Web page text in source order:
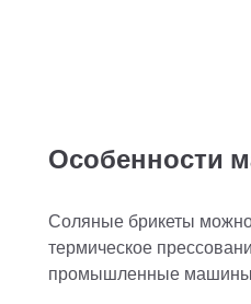
Особенности
Соляные брикеты можно
термическое
промышленные машины